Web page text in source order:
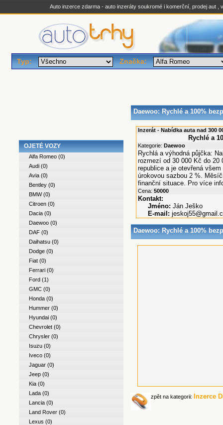
Auto inzerce zdarma - auto inzeráty soukromé i komerční, prodej aut ,
Typ: Značka:
OJETÉ VOZY
Alfa Romeo(0)
Audi(0)
Avia(0)
Bentley(0)
BMW(0)
Citroen(0)
Dacia(0)
Daewoo(0)
DAF(0)
Daihatsu(0)
Dodge(0)
Fiat(0)
Ferrari(0)
Ford(1)
GMC(0)
Honda(0)
Hummer(0)
Hyundai(0)
Chevrolet(0)
Chrysler(0)
Isuzu(0)
Iveco(0)
Jaguar(0)
Jeep(0)
Kia(0)
Lada(0)
Lancia(0)
Land Rover(0)
Lexus (0)
Daewoo: Rychlé a 100%
Inzerát - Nabídka auta nad 300
Rychlé a
Kategorie: Daewoo
Rychlá a výhodná půjčka:
rozmezí od 30 000 Kč do 20
republice a je otevřená
úrokovou sazbou 2 %.
finanční situace. Pro více
Cena: 50000
Kontakt:
Jméno: Ján Ješko
E-mail:
Daewoo: Rychlé a 100%
zpět na kategorii: Inzerce